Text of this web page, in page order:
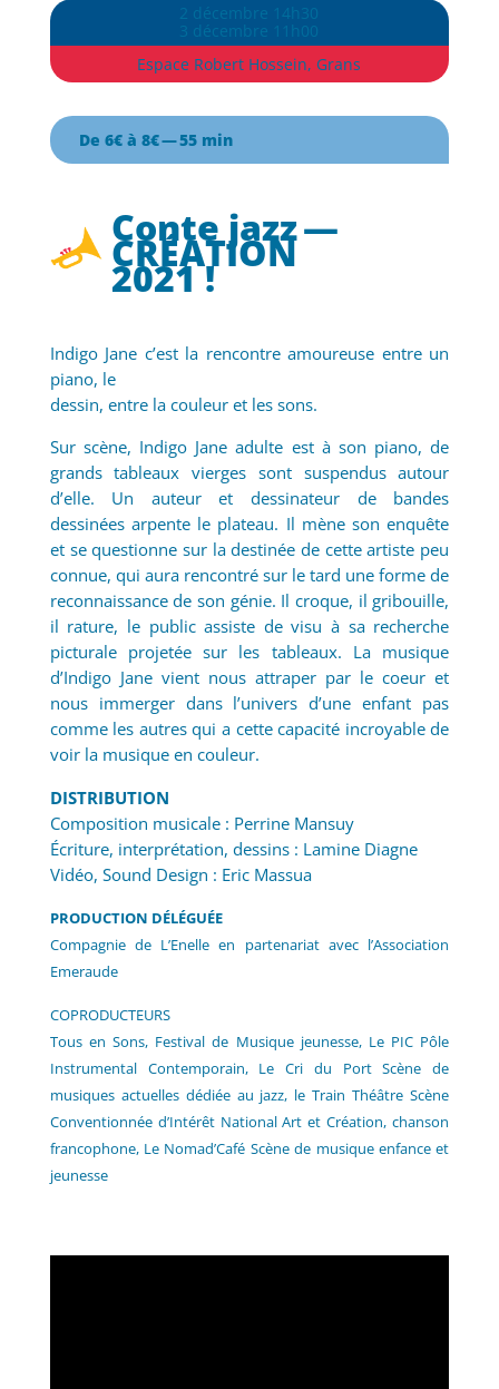
2 décembre 14h30
3 décembre 11h00
Espace Robert Hossein, Grans
De 6€ à 8€ — 55 min
Conte jazz —
CRÉATION
2021 !
Indigo Jane c’est la rencontre amoureuse entre un
piano, le
dessin, entre la couleur et les sons.
Sur scène, Indigo Jane adulte est à son piano, de
grands tableaux vierges sont suspendus autour
d’elle. Un auteur et dessinateur de bandes
dessinées arpente le plateau. Il mène son enquête
et se questionne sur la destinée de cette artiste peu
connue, qui aura rencontré sur le tard une forme de
reconnaissance de son génie. Il croque, il gribouille,
il rature, le public assiste de visu à sa recherche
picturale projetée sur les tableaux. La musique
d’Indigo Jane vient nous attraper par le coeur et
nous immerger dans l’univers d’une enfant pas
comme les autres qui a cette capacité incroyable de
voir la musique en couleur.
DISTRIBUTION
Composition musicale : Perrine Mansuy
Écriture, interprétation, dessins : Lamine Diagne
Vidéo, Sound Design : Eric Massua
PRODUCTION DÉLÉGUÉE
Compagnie de L’Enelle en partenariat avec l’Association
Emeraude
COPRODUCTEURS
Tous en Sons, Festival de Musique jeunesse, Le PIC Pôle
Instrumental Contemporain, Le Cri du Port Scène de
musiques actuelles dédiée au jazz, le Train Théâtre Scène
Conventionnée d’Intérêt National Art et Création, chanson
francophone, Le Nomad’Café Scène de musique enfance et
jeunesse